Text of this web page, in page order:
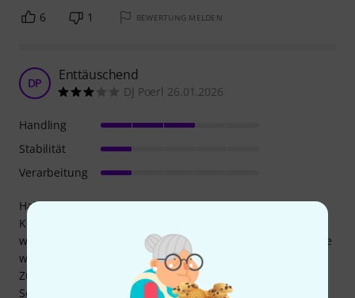
6 1 BEWERTUNG MELDEN
DP Enttäuschend
DJ Poerl 26.01.2026
Habe mir ausversehen diesen bestellt und von der
Konkurrenz (30€ billiger), den selben bestellt und es war
wirklich 1:1 der selbe (bis auf das UDG Logo und die Tasche
welche dabei ist).
Zufälligerweise waren bei der billig Version die
Schweißpunkte besser angebracht, weshalb er deutlich
Handling
Stabilität
Verarbeitung